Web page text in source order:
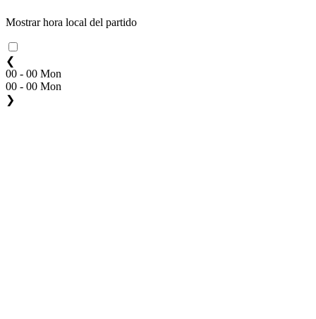
Mostrar hora local del partido
❮
00 - 00 Mon
00 - 00 Mon
❯